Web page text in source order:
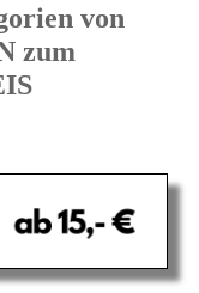
von
zum